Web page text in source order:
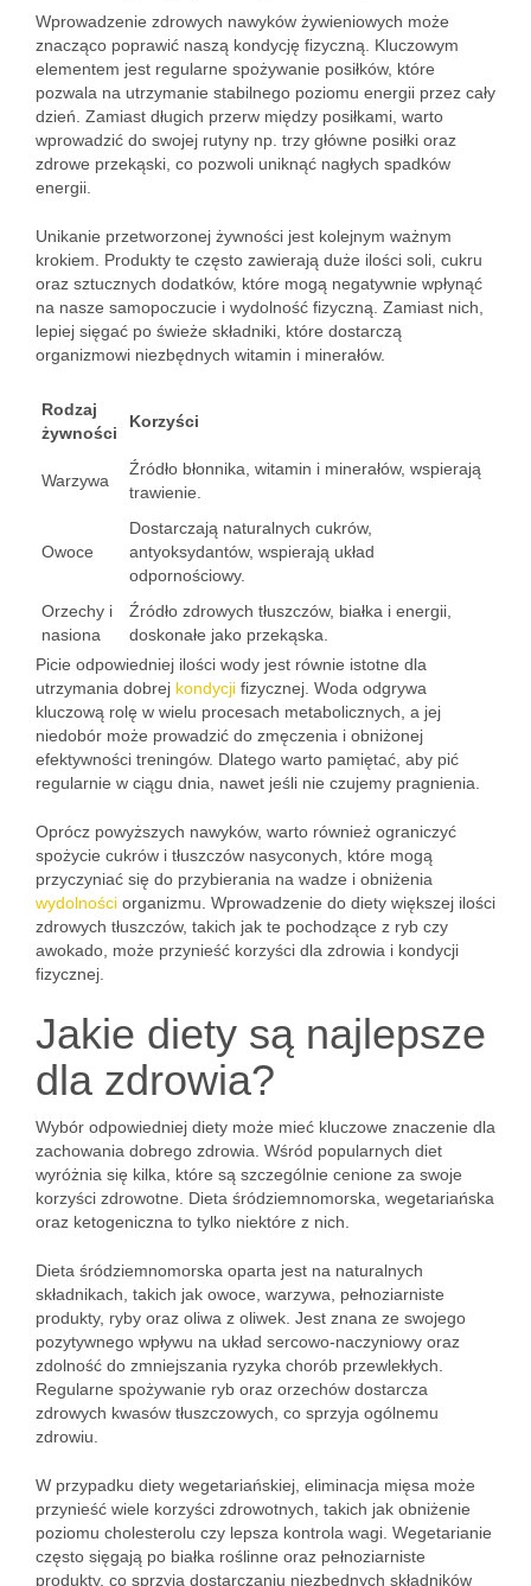
Wprowadzenie zdrowych nawyków żywieniowych może
znacząco poprawić naszą kondycję fizyczną. Kluczowym
elementem jest regularne spożywanie posiłków, które
pozwala na utrzymanie stabilnego poziomu energii przez cały
dzień. Zamiast długich przerw między posiłkami, warto
wprowadzić do swojej rutyny np. trzy główne posiłki oraz
zdrowe przekąski, co pozwoli uniknąć nagłych spadków
energii.
Unikanie przetworzonej żywności jest kolejnym ważnym
krokiem. Produkty te często zawierają duże ilości soli, cukru
oraz sztucznych dodatków, które mogą negatywnie wpłynąć
na nasze samopoczucie i wydolność fizyczną. Zamiast nich,
lepiej sięgać po świeże składniki, które dostarczą
organizmowi niezbędnych witamin i minerałów.
Rodzaj
żywności
Korzyści
Warzywa
Źródło błonnika, witamin i minerałów, wspierają
trawienie.
Owoce
Dostarczają naturalnych cukrów,
antyoksydantów, wspierają układ
odpornościowy.
Orzechy i
nasiona
Źródło zdrowych tłuszczów, białka i energii,
doskonałe jako przekąska.
Picie odpowiedniej ilości wody jest równie istotne dla
utrzymania dobrej kondycji fizycznej. Woda odgrywa
kluczową rolę w wielu procesach metabolicznych, a jej
niedobór może prowadzić do zmęczenia i obniżonej
efektywności treningów. Dlatego warto pamiętać, aby pić
regularnie w ciągu dnia, nawet jeśli nie czujemy pragnienia.
Oprócz powyższych nawyków, warto również ograniczyć
spożycie cukrów i tłuszczów nasyconych, które mogą
przyczyniać się do przybierania na wadze i obniżenia
wydolności organizmu. Wprowadzenie do diety większej ilości
zdrowych tłuszczów, takich jak te pochodzące z ryb czy
awokado, może przynieść korzyści dla zdrowia i kondycji
fizycznej.
Jakie diety są najlepsze
dla zdrowia?
Wybór odpowiedniej diety może mieć kluczowe znaczenie dla
zachowania dobrego zdrowia. Wśród popularnych diet
wyróżnia się kilka, które są szczególnie cenione za swoje
korzyści zdrowotne. Dieta śródziemnomorska, wegetariańska
oraz ketogeniczna to tylko niektóre z nich.
Dieta śródziemnomorska oparta jest na naturalnych
składnikach, takich jak owoce, warzywa, pełnoziarniste
produkty, ryby oraz oliwa z oliwek. Jest znana ze swojego
pozytywnego wpływu na układ sercowo-naczyniowy oraz
zdolność do zmniejszania ryzyka chorób przewlekłych.
Regularne spożywanie ryb oraz orzechów dostarcza
zdrowych kwasów tłuszczowych, co sprzyja ogólnemu
zdrowiu.
W przypadku diety wegetariańskiej, eliminacja mięsa może
przynieść wiele korzyści zdrowotnych, takich jak obniżenie
poziomu cholesterolu czy lepsza kontrola wagi. Wegetarianie
często sięgają po białka roślinne oraz pełnoziarniste
produkty, co sprzyja dostarczaniu niezbędnych składników